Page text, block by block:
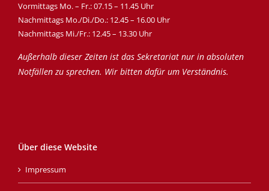
Vormittags Mo. – Fr.: 07.15 – 11.45 Uhr
Nachmittags Mo./Di./Do.: 12.45 – 16.00 Uhr
Nachmittags Mi./Fr.: 12.45 – 13.30 Uhr
Außerhalb dieser Zeiten ist das Sekretariat nur in absoluten
Notfällen zu sprechen. Wir bitten dafür um Verständnis.
Über diese Website
Impressum